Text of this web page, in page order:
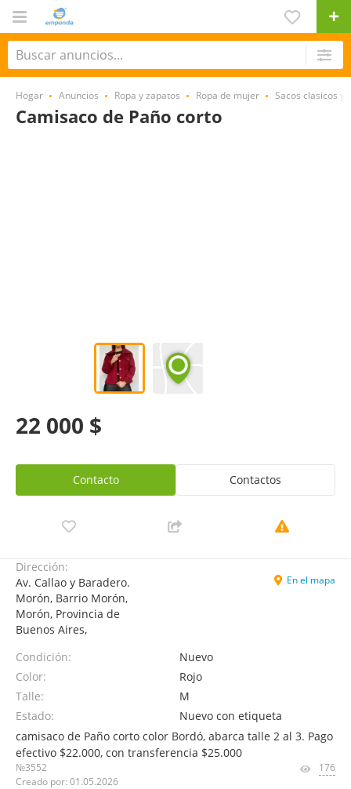
Hogar Anuncios Ropa y zapatos Ropa de mujer Sacos clasicos y
Camisaco de Paño corto
22 000 $
Contacto Contactos
Dirección:
Av. Callao y Baradero.
Morón, Barrio Morón,
Morón, Provincia de
Buenos Aires,
En el mapa
Condición:
Nuevo
Color:
Rojo
Talle:
M
Estado:
Nuevo con etiqueta
camisaco de Paño corto color Bordó, abarca talle 2 al 3. Pago
efectivo $22.000, con transferencia $25.000
№3552
Creado por: 01.05.2026
176